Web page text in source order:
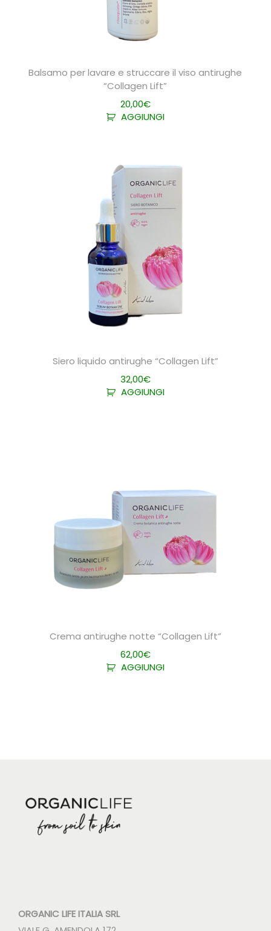
Balsamo per lavare e struccare il viso antirughe
“Collagen Lift”
20,00€
AGGIUNGI
Siero liquido antirughe “Collagen Lift”
32,00€
AGGIUNGI
Crema antirughe notte “Collagen Lift”
62,00€
AGGIUNGI
ORGANIC LIFE ITALIA SRL